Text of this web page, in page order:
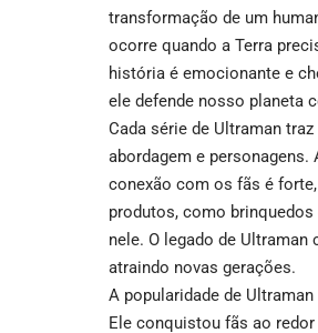
transformação de um
ocorre quando a Terra
história é emocionante e
ele defende nosso planeta
Cada série de Ultraman
abordagem e personagens.
conexão com os fãs é
produtos, como
nele. O legado de Ultraman
atraindo novas gerações.
A popularidade de
Ele conquistou fãs ao